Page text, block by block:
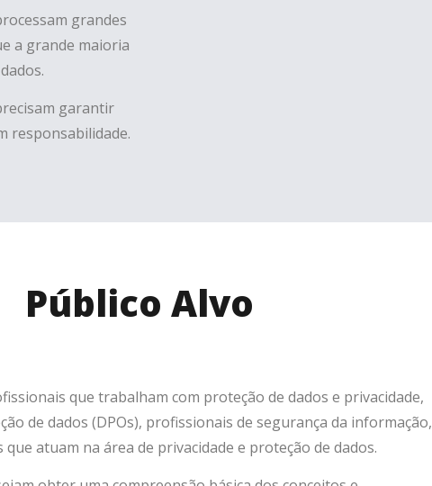
grandes
a grande maioria
garantir
responsabilidade.
Público Alvo
que trabalham com proteção de dados e privacidade,
de dados (DPOs), profissionais de segurança da informação,
atuam na área de privacidade e proteção de dados.